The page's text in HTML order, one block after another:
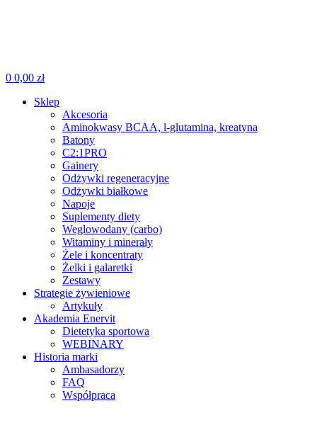
0 0,00 zł
Sklep
Akcesoria
Aminokwasy BCAA, l-glutamina, kreatyna
Batony
C2:1PRO
Gainery
Odżywki regeneracyjne
Odżywki białkowe
Napoje
Suplementy diety
Weglowodany (carbo)
Witaminy i minerały
Żele i koncentraty
Żelki i galaretki
Zestawy
Strategie żywieniowe
Artykuły
Akademia Enervit
Dietetyka sportowa
WEBINARY
Historia marki
Ambasadorzy
FAQ
Współpraca